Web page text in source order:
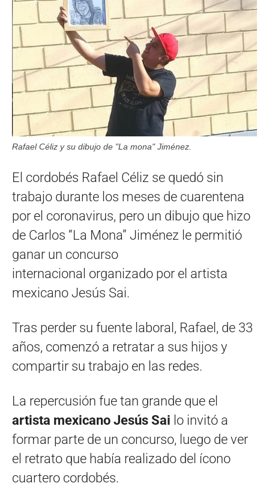
Rafael Céliz y su dibujo de "La mona" Jiménez.
El cordobés Rafael Céliz se quedó sin
trabajo durante los meses de cuarentena
por el coronavirus, pero un dibujo que hizo
de Carlos “La Mona” Jiménez le permitió
ganar un concurso
internacional organizado por el artista
mexicano Jesús Sai.
Tras perder su fuente laboral, Rafael, de 33
años, comenzó a retratar a sus hijos y
compartir su trabajo en las redes.
La repercusión fue tan grande que el
artista mexicano Jesús Sai lo invitó a
formar parte de un concurso, luego de ver
el retrato que había realizado del ícono
cuartero cordobés.